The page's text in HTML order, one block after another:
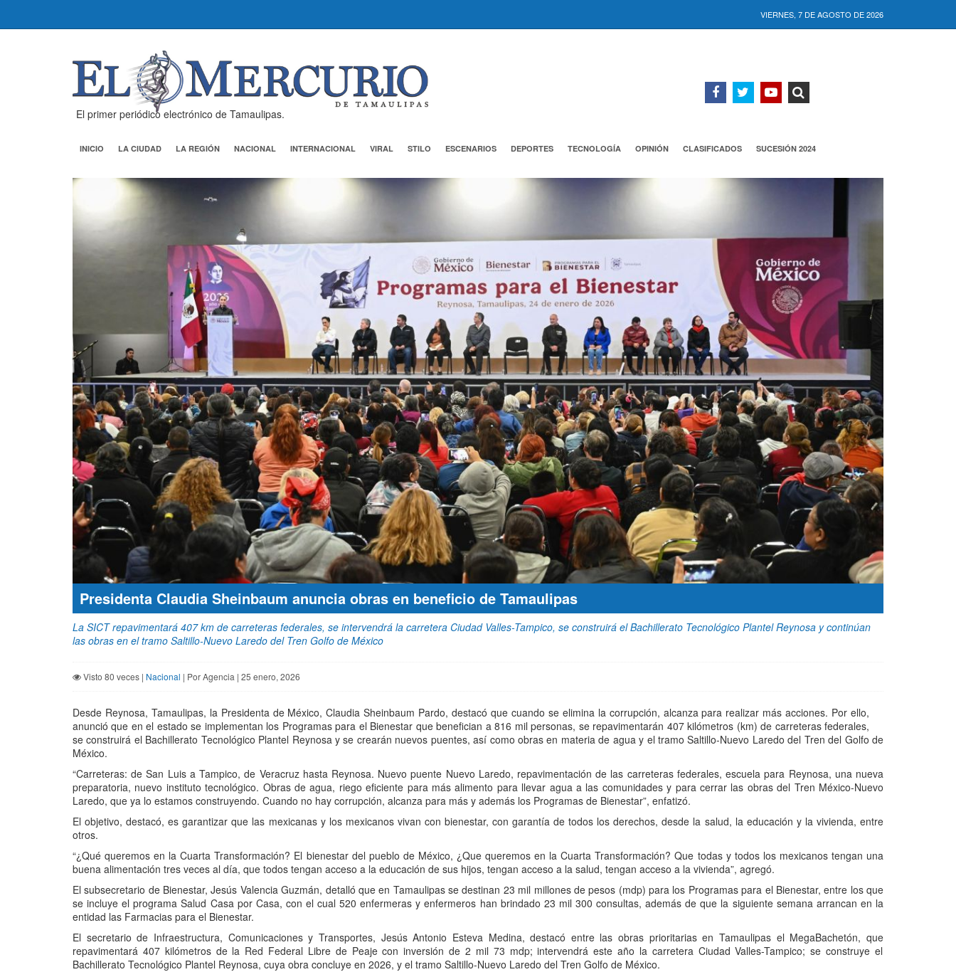
VIERNES, 7 DE AGOSTO DE 2026
El primer periódico electrónico de Tamaulipas.
INICIO LA CIUDAD LA REGIÓN NACIONAL INTERNACIONAL VIRAL STILO ESCENARIOS DEPORTES TECNOLOGÍA OPINIÓN CLASIFICADOS SUCESIÓN 2024
Presidenta Claudia Sheinbaum anuncia obras en beneficio de Tamaulipas
La SICT repavimentará 407 km de carreteras federales, se intervendrá la carretera Ciudad Valles-Tampico, se construirá el Bachillerato Tecnológico Plantel Reynosa y continúan
las obras en el tramo Saltillo-Nuevo Laredo del Tren Golfo de México
Visto 80 veces | Nacional | Por Agencia | 25 enero, 2026
Desde Reynosa, Tamaulipas, la Presidenta de México, Claudia Sheinbaum Pardo, destacó que cuando se elimina la corrupción, alcanza para realizar más acciones. Por ello,
anunció que en el estado se implementan los Programas para el Bienestar que benefician a 816 mil personas, se repavimentarán 407 kilómetros (km) de carreteras federales,
se construirá el Bachillerato Tecnológico Plantel Reynosa y se crearán nuevos puentes, así como obras en materia de agua y el tramo Saltillo-Nuevo Laredo del Tren del Golfo de
México.
“Carreteras: de San Luis a Tampico, de Veracruz hasta Reynosa. Nuevo puente Nuevo Laredo, repavimentación de las carreteras federales, escuela para Reynosa, una nueva
preparatoria, nuevo instituto tecnológico. Obras de agua, riego eficiente para más alimento para llevar agua a las comunidades y para cerrar las obras del Tren México-Nuevo
Laredo, que ya lo estamos construyendo. Cuando no hay corrupción, alcanza para más y además los Programas de Bienestar”, enfatizó.
El objetivo, destacó, es garantizar que las mexicanas y los mexicanos vivan con bienestar, con garantía de todos los derechos, desde la salud, la educación y la vivienda, entre
otros.
“¿Qué queremos en la Cuarta Transformación? El bienestar del pueblo de México, ¿Que queremos en la Cuarta Transformación? Que todas y todos los mexicanos tengan una
buena alimentación tres veces al día, que todos tengan acceso a la educación de sus hijos, tengan acceso a la salud, tengan acceso a la vivienda”, agregó.
El subsecretario de Bienestar, Jesús Valencia Guzmán, detalló que en Tamaulipas se destinan 23 mil millones de pesos (mdp) para los Programas para el Bienestar, entre los que
se incluye el programa Salud Casa por Casa, con el cual 520 enfermeras y enfermeros han brindado 23 mil 300 consultas, además de que la siguiente semana arrancan en la
entidad las Farmacias para el Bienestar.
El secretario de Infraestructura, Comunicaciones y Transportes, Jesús Antonio Esteva Medina, destacó entre las obras prioritarias en Tamaulipas el MegaBachetón, que
repavimentará 407 kilómetros de la Red Federal Libre de Peaje con inversión de 2 mil 73 mdp; intervendrá este año la carretera Ciudad Valles-Tampico; se construye el
Bachillerato Tecnológico Plantel Reynosa, cuya obra concluye en 2026, y el tramo Saltillo-Nuevo Laredo del Tren Golfo de México.